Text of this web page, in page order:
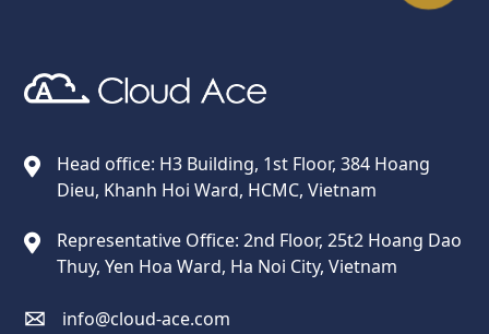
Head office: H3 Building, 1st Floor, 384 Hoang
Dieu, Khanh Hoi Ward, HCMC, Vietnam
Representative Office: 2nd Floor, 25t2 Hoang Dao
Thuy, Yen Hoa Ward, Ha Noi City, Vietnam
info@cloud-ace.com